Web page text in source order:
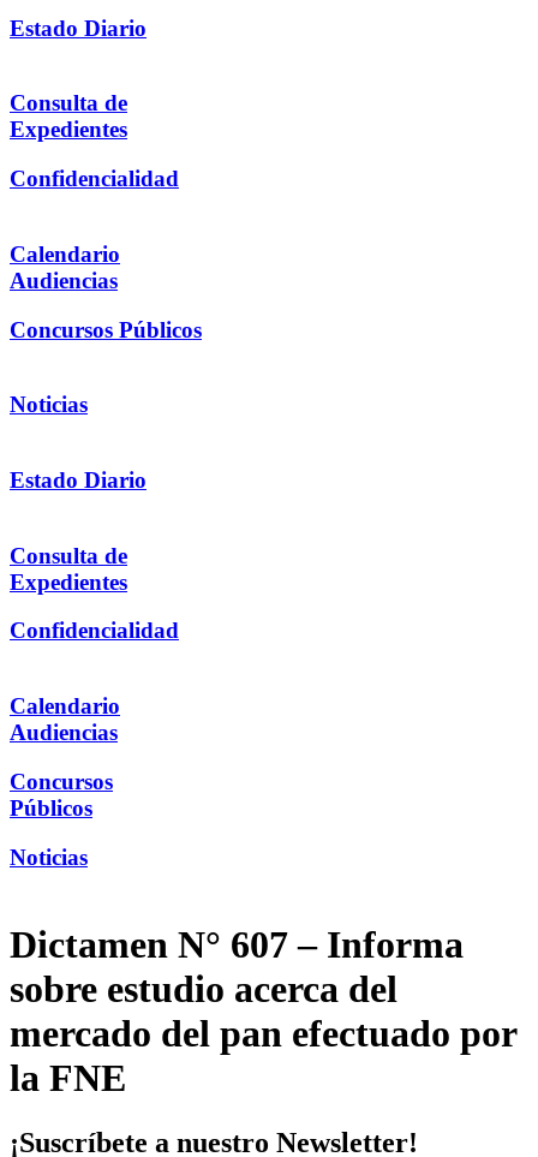
Estado Diario
Consulta de
Expedientes
Confidencialidad
Calendario
Audiencias
Concursos Públicos
Noticias
Estado Diario
Consulta de
Expedientes
Confidencialidad
Calendario
Audiencias
Concursos
Públicos
Noticias
Dictamen N° 607 – Informa
sobre estudio acerca del
mercado del pan efectuado por
la FNE
¡Suscríbete a nuestro Newsletter!